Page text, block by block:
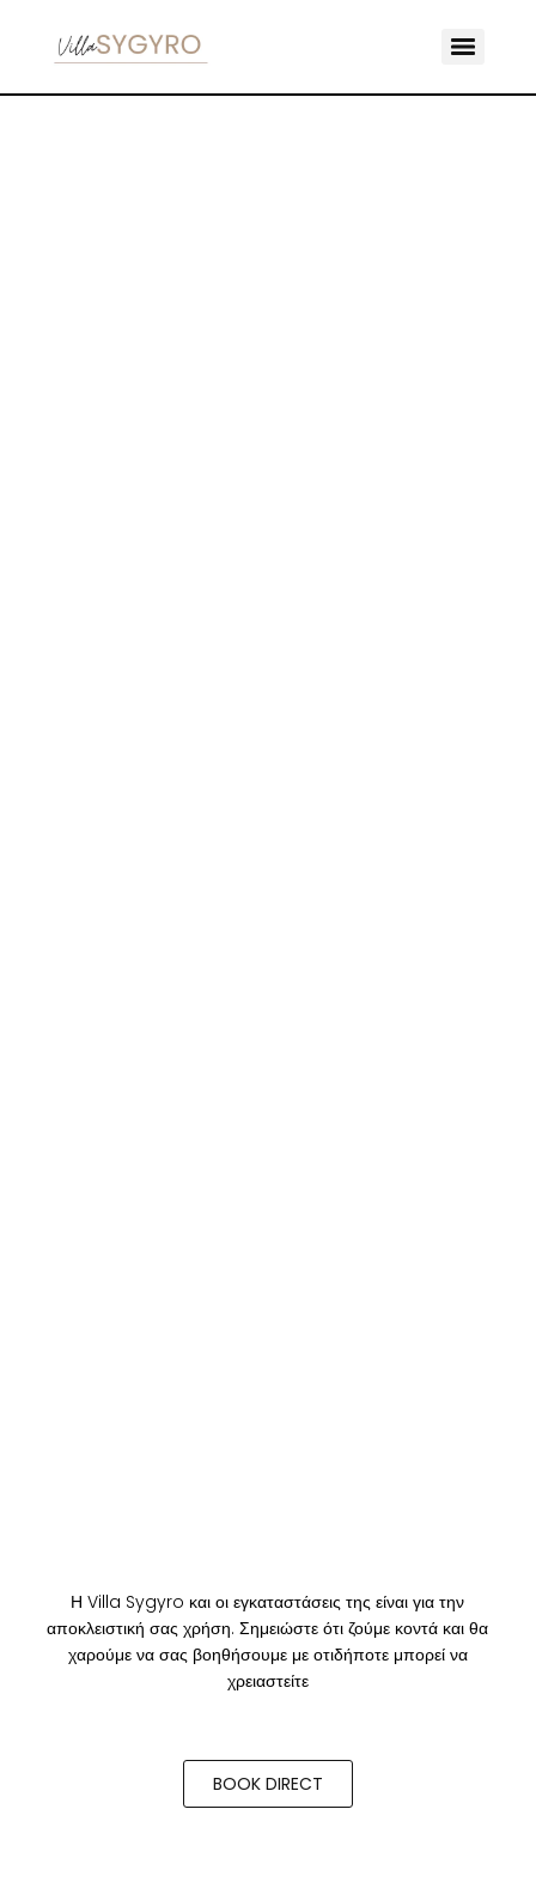
Η Villa Sygyro και οι εγκαταστάσεις της είναι για την
αποκλειστική σας χρήση. Σημειώστε ότι ζούμε κοντά και θα
χαρούμε να σας βοηθήσουμε με οτιδήποτε μπορεί να
χρειαστείτε
BOOK DIRECT